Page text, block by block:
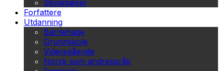
Skolebøker
Forfattere
Utdanning
Barnehage
Grunnskole
Videregående
Norsk som andrespråk